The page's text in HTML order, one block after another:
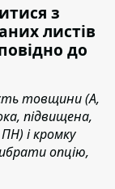
з
листів
до
товщини (А,
підвищена,
і кромку
опцію,